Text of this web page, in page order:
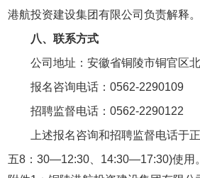
港航投资建设集团有限公司负责解释。
八、联系方式
公司地址：安徽省铜陵市铜官区
报名咨询电话：0562-2290109
招聘监督电话：0562-2290122
上述报名咨询和招聘监督电话于
五8：30—12:30、14:30—17:30)使用。